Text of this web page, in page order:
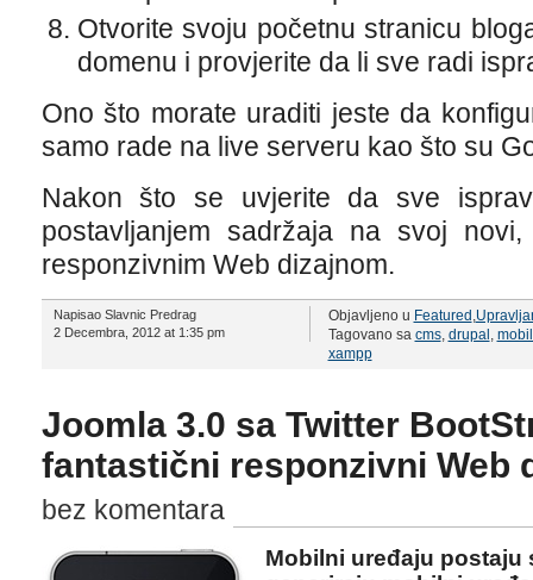
Otvorite svoju početnu stranicu
domenu i provjerite da li sve radi
Ono što morate uraditi jeste da
samo rade na live serveru kao što su
Nakon što se uvjerite da sve
postavljanjem sadržaja na svoj
responzivnim Web dizajnom.
Napisao Slavnic Predrag
2 Decembra, 2012 at 1:35 pm
Objavljeno u Featured ,
Tagovano sa cms, drupal ,
xampp
Joomla 3.0 sa Twitter
fantastični responzivni Web
bez komentara
Mobilni uređaju postaju